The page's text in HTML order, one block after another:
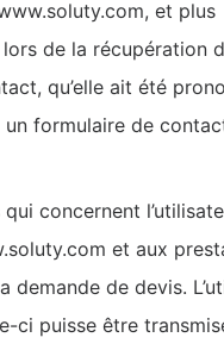
et plus
de la récupération
qu’elle ait été
formulaire de
concernent
et aux
demande de devis.
ci puisse être